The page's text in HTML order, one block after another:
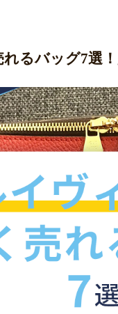
るバッグ7選